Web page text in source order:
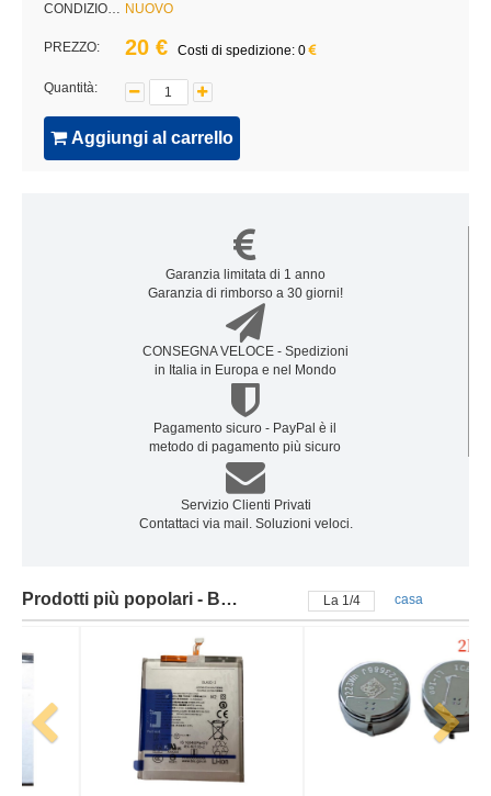
CONDIZIONE: NUOVO
PREZZO: 20 € Costi di spedizione: 0
Quantità:
Aggiungi al carrello
Garanzia limitata di 1 anno
Garanzia di rimborso a 30 giorni!
CONSEGNA VELOCE - Spedizioni
in Italia in Europa e nel Mondo
Pagamento sicuro - PayPal è il
metodo di pagamento più sicuro
Servizio Clienti Privati
Contattaci via mail. Soluzioni veloci.
Prodotti più popolari - Batteria samsung La 2/4 casa